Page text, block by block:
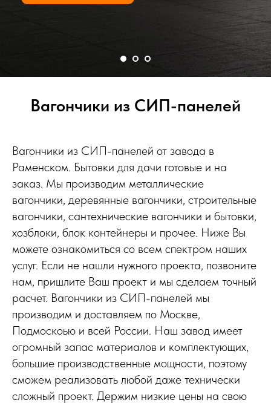
Вагончики из СИП-панелей
Вагончики из СИП-панелей от завода в
Раменском. Бытовки для дачи готовые и на
заказ. Мы производим металлические
вагончики, деревянные вагончики, строительные
вагончики, сантехнические вагончики и бытовки,
хозблоки, блок контейнеры и прочее. Ниже Вы
можете ознакомиться со всем спектром наших
услуг. Если не нашли нужного проекта, позвоните
нам, пришлите Ваш проект и мы сделаем точный
расчет. Вагончики из СИП-панелей мы
производим и доставляем по Москве,
Подмоскоью и всей России. Наш завод имеет
огромный запас материалов и комплектующих,
большие производственные мощности, поэтому
сможем реализовать любой даже технически
сложный проект. Держим низкие цены на свою